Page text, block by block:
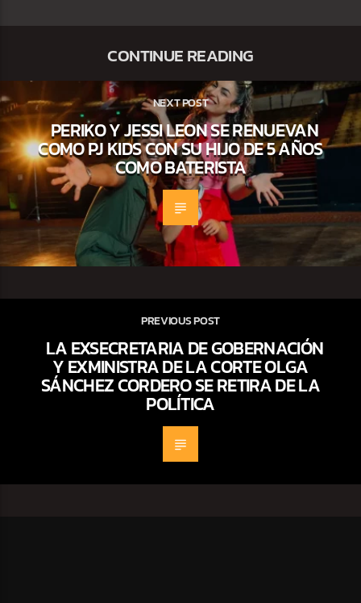
CONTINUE READING
NEXT POST
PERIKO Y JESSI LEON SE RENUEVAN
COMO PJ KIDS CON SU HIJO DE 5 AÑOS
COMO BATERISTA
PREVIOUS POST
LA EXSECRETARIA DE GOBERNACIÓN
Y EXMINISTRA DE LA CORTE OLGA
SÁNCHEZ CORDERO SE RETIRA DE LA
POLÍTICA